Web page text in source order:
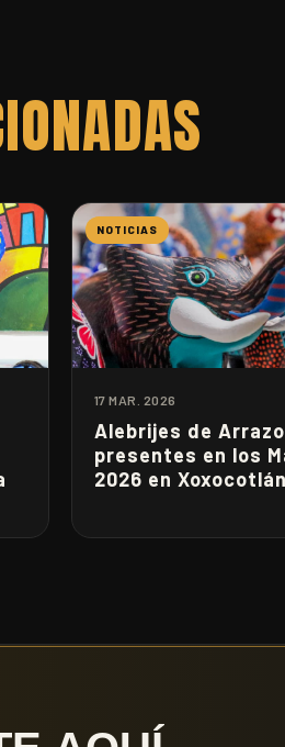
NOTICIAS
17 MAR. 2026
Alebrijes de
presentes en los
2026 en Xoxocotlán